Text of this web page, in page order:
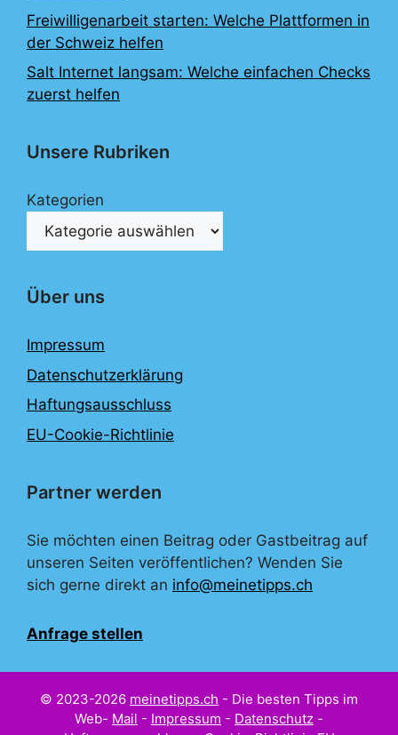
Freiwilligenarbeit starten: Welche Plattformen in
der Schweiz helfen
Salt Internet langsam: Welche einfachen Checks
zuerst helfen
Unsere Rubriken
Kategorien
Über uns
Impressum
Datenschutzerklärung
Haftungsausschluss
EU-Cookie-Richtlinie
Partner werden
Sie möchten einen Beitrag oder Gastbeitrag auf
unseren Seiten veröffentlichen? Wenden Sie
sich gerne direkt an info@meinetipps.ch
Anfrage stellen
© 2023-2026 meinetipps.ch - Die besten Tipps im
Web- Mail - Impressum - Datenschutz -